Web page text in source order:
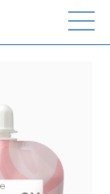
Open
the